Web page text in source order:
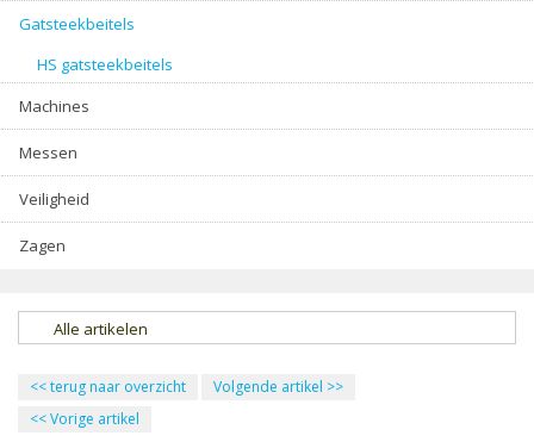
Gatsteekbeitels
HS gatsteekbeitels
Machines
Messen
Veiligheid
Zagen
Alle artikelen
<<terug naar overzicht Volgende artikel >>
<<Vorige artikel